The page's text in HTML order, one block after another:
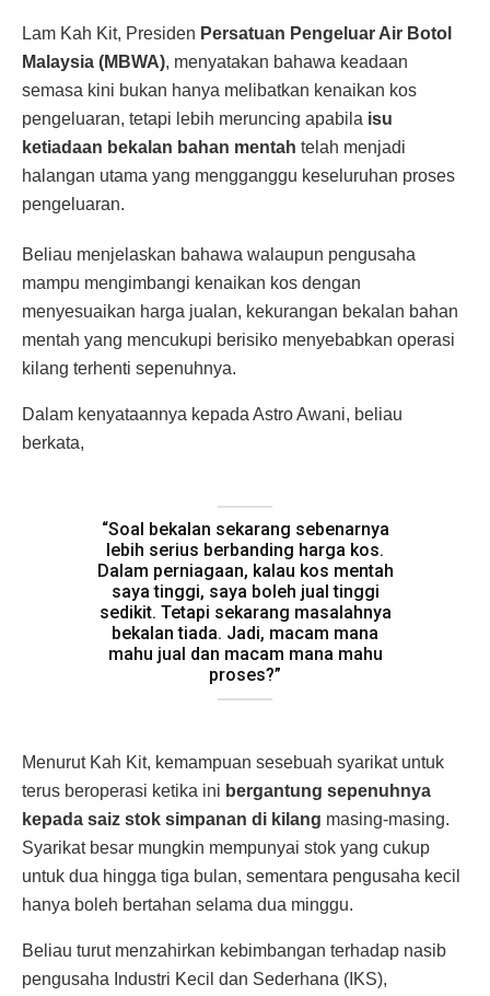
Lam Kah Kit, Presiden Persatuan Pengeluar Air Botol
Malaysia (MBWA), menyatakan bahawa keadaan
semasa kini bukan hanya melibatkan kenaikan kos
pengeluaran, tetapi lebih meruncing apabila isu
ketiadaan bekalan bahan mentah telah menjadi
halangan utama yang mengganggu keseluruhan proses
pengeluaran.
Beliau menjelaskan bahawa walaupun pengusaha
mampu mengimbangi kenaikan kos dengan
menyesuaikan harga jualan, kekurangan bekalan bahan
mentah yang mencukupi berisiko menyebabkan operasi
kilang terhenti sepenuhnya.
Dalam kenyataannya kepada Astro Awani, beliau
berkata,
“Soal bekalan sekarang sebenarnya
lebih serius berbanding harga kos.
Dalam perniagaan, kalau kos mentah
saya tinggi, saya boleh jual tinggi
sedikit. Tetapi sekarang masalahnya
bekalan tiada. Jadi, macam mana
mahu jual dan macam mana mahu
proses?”
Menurut Kah Kit, kemampuan sesebuah syarikat untuk
terus beroperasi ketika ini bergantung sepenuhnya
kepada saiz stok simpanan di kilang masing-masing.
Syarikat besar mungkin mempunyai stok yang cukup
untuk dua hingga tiga bulan, sementara pengusaha kecil
hanya boleh bertahan selama dua minggu.
Beliau turut menzahirkan kebimbangan terhadap nasib
pengusaha Industri Kecil dan Sederhana (IKS),